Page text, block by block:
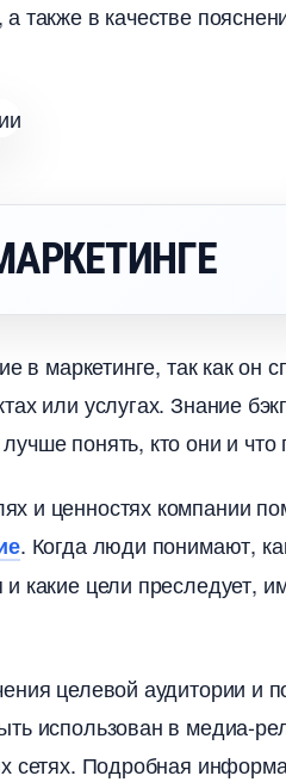
в качестве
в маркетинге, так как он
или услугах.​ Знание
понять, кто они и
и ценностях компании
.​ Когда люди понимают,
какие цели преследует,
целевой аудитории и
использован в медиа-
сетях.​ Подробная